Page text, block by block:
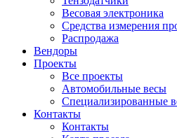
Весовая электроника
Средства измерения
Распродажа
Вендоры
Проекты
Все проекты
Автомобильные весы
Специализированные
Контакты
Контакты